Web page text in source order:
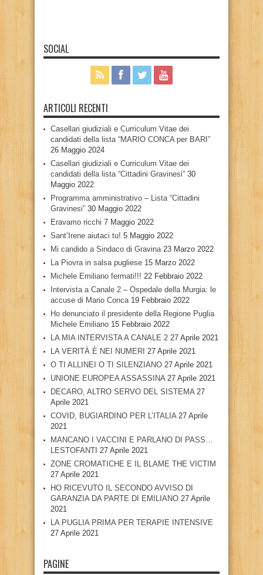
SOCIAL
ARTICOLI RECENTI
Casellari giudiziali e Curriculum Vitae dei
candidati della lista “MARIO CONCA per BARI”
26 Maggio 2024
Casellari giudiziali e Curriculum Vitae dei
candidati della lista “Cittadini Gravinesi” 30
Maggio 2022
Programma amministrativo – Lista “Cittadini
Gravinesi” 30 Maggio 2022
Eravamo ricchi 7 Maggio 2022
Sant’Irene aiutaci tu! 5 Maggio 2022
Mi candido a Sindaco di Gravina 23 Marzo 2022
La Piovra in salsa pugliese 15 Marzo 2022
Michele Emiliano fermati!!! 22 Febbraio 2022
Intervista a Canale 2 – Ospedale della Murgia: le
accuse di Mario Conca 19 Febbraio 2022
Ho denunciato il presidente della Regione Puglia
Michele Emiliano 15 Febbraio 2022
LA MIA INTERVISTA A CANALE 2 27 Aprile 2021
LA VERITÀ È NEI NUMERI 27 Aprile 2021
O TI ALLINEI O TI SILENZIANO 27 Aprile 2021
UNIONE EUROPEA ASSASSINA 27 Aprile 2021
DECARO, ALTRO SERVO DEL SISTEMA 27
Aprile 2021
COVID, BUGIARDINO PER L’ITALIA 27 Aprile
2021
MANCANO I VACCINI E PARLANO DI PASS…
LESTOFANTI 27 Aprile 2021
ZONE CROMATICHE E IL BLAME THE VICTIM
27 Aprile 2021
HO RICEVUTO IL SECONDO AVVISO DI
GARANZIA DA PARTE DI EMILIANO 27 Aprile
2021
LA PUGLIA PRIMA PER TERAPIE INTENSIVE
27 Aprile 2021
PAGINE